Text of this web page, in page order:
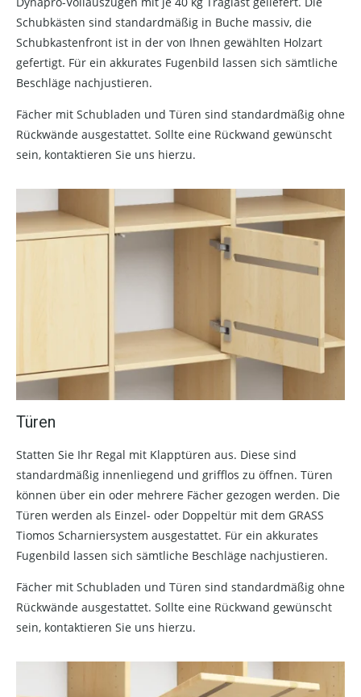
Schubkästen sind standardmäßig in Buche massiv, die
Schubkastenfront ist in der von Ihnen gewählten Holzart
gefertigt. Für ein akkurates Fugenbild lassen sich sämtliche
Beschläge nachjustieren.
Fächer mit Schubladen und Türen sind standardmäßig ohne
Rückwände ausgestattet. Sollte eine Rückwand gewünscht
sein, kontaktieren Sie uns hierzu.
Türen
Statten Sie Ihr Regal mit Klapptüren aus. Diese sind
standardmäßig innenliegend und grifflos zu öffnen. Türen
können über ein oder mehrere Fächer gezogen werden. Die
Türen werden als Einzel- oder Doppeltür mit dem GRASS
Tiomos Scharniersystem ausgestattet. Für ein akkurates
Fugenbild lassen sich sämtliche Beschläge nachjustieren.
Fächer mit Schubladen und Türen sind standardmäßig ohne
Rückwände ausgestattet. Sollte eine Rückwand gewünscht
sein, kontaktieren Sie uns hierzu.